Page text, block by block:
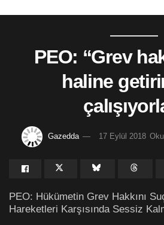
PEO: “Grev
haline
Gazedda 17 Eylül 2018
PEO: Hükümetin Grev Hakkını
Hareketleri Karşısında Sessiz